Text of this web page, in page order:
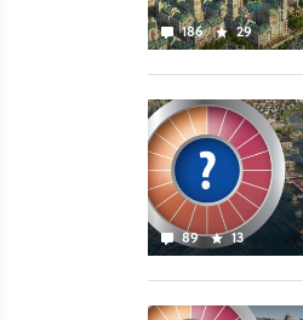
186 29
89 13